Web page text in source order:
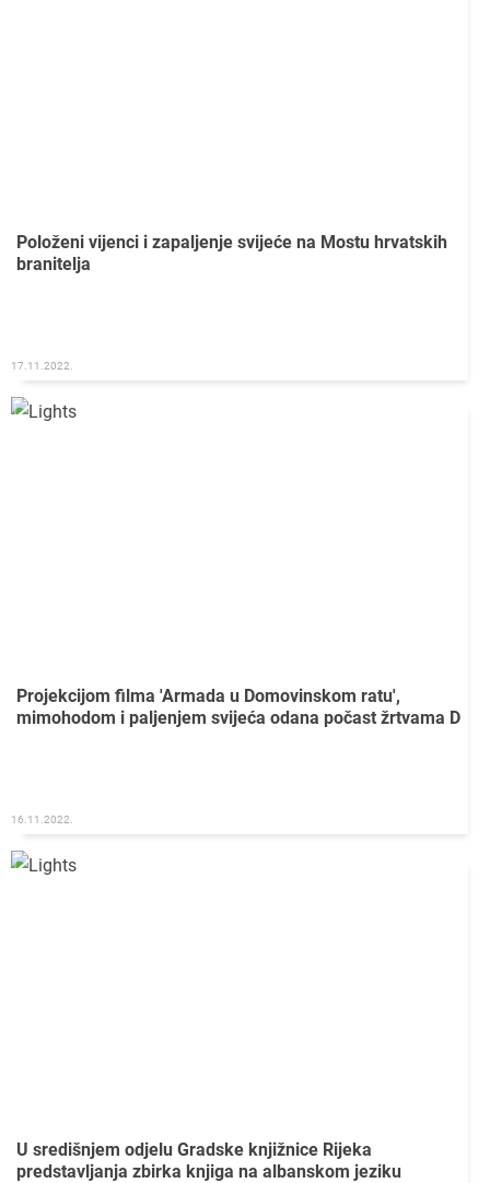
Položeni vijenci i zapaljenje svijeće na Mostu hrvatskih
branitelja
17.11.2022.
Projekcijom filma 'Armada u Domovinskom ratu',
mimohodom i paljenjem svijeća odana počast žrtvama D
16.11.2022.
U središnjem odjelu Gradske knjižnice Rijeka
predstavljanja zbirka knjiga na albanskom jeziku